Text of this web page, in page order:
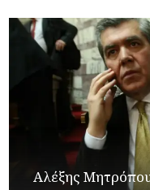
Αλέξης